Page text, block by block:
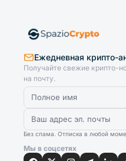
Ежедневная крипто-
Получайте свежие крипто-
на почту.
Без спама. Отписка в любой
Мы в соцсетях